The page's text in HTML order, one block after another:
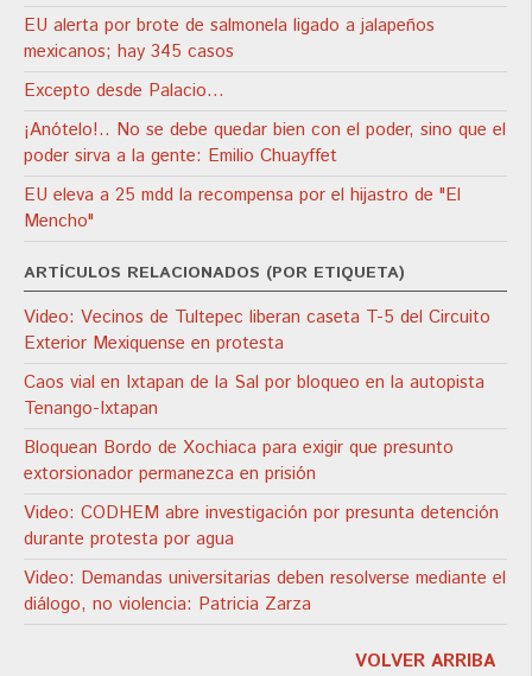
EU alerta por brote de salmonela ligado a jalapeños
mexicanos; hay 345 casos
Excepto desde Palacio…
¡Anótelo!.. No se debe quedar bien con el poder, sino que el
poder sirva a la gente: Emilio Chuayffet
EU eleva a 25 mdd la recompensa por el hijastro de "El
Mencho"
ARTÍCULOS RELACIONADOS (POR ETIQUETA)
Video: Vecinos de Tultepec liberan caseta T-5 del Circuito
Exterior Mexiquense en protesta
Caos vial en Ixtapan de la Sal por bloqueo en la autopista
Tenango-Ixtapan
Bloquean Bordo de Xochiaca para exigir que presunto
extorsionador permanezca en prisión
Video: CODHEM abre investigación por presunta detención
durante protesta por agua
Video: Demandas universitarias deben resolverse mediante el
diálogo, no violencia: Patricia Zarza
VOLVER ARRIBA